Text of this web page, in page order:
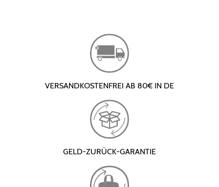
VERSANDKOSTENFREI AB 80€ IN DE
GELD-ZURÜCK-GARANTIE